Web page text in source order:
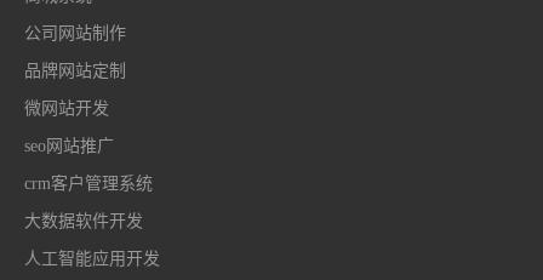
公司网站制作
品牌网站定制
微网站开发
seo网站推广
crm客户管理系统
大数据软件开发
人工智能应用开发